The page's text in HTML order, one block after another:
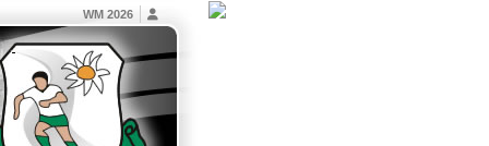
WM 2026